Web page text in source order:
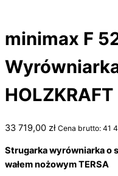
minimax F
HOLZKRAFT
33 719,00 zł Cena brutto: 41
Strugarka wyrówniarka o
wałem nożowym TERSA